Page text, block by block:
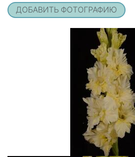
ДОБАВИТЬ ФОТОГРАФИЮ